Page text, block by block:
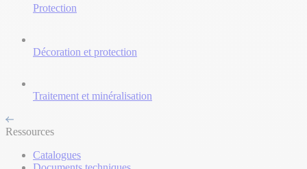
Protection
Décoration et protection
Traitement et minéralisation
Ressources
Catalogues